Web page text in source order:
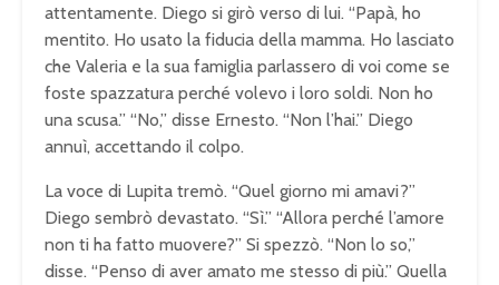
attentamente. Diego si girò verso di lui. “Papà, ho
mentito. Ho usato la fiducia della mamma. Ho lasciato
che Valeria e la sua famiglia parlassero di voi come se
foste spazzatura perché volevo i loro soldi. Non ho
una scusa.” “No,” disse Ernesto. “Non l’hai.” Diego
annuì, accettando il colpo.
La voce di Lupita tremò. “Quel giorno mi amavi?”
Diego sembrò devastato. “Sì.” “Allora perché l’amore
non ti ha fatto muovere?” Si spezzò. “Non lo so,”
disse. “Penso di aver amato me stesso di più.” Quella